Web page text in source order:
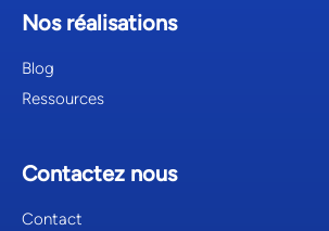
Nos réalisations
Blog
Ressources
Contactez nous
Contact